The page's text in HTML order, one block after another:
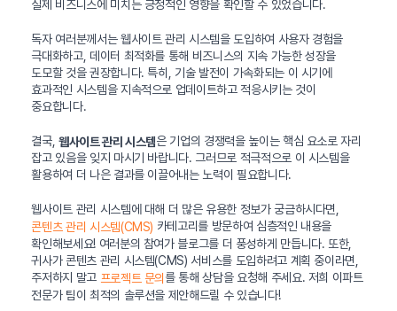
실제 비즈니스에 미치는 긍정적인 영향을 확인할 수 있었습니다.
독자 여러분께서는 웹사이트 관리 시스템을 도입하여 사용자 경험을
극대화하고, 데이터 최적화를 통해 비즈니스의 지속 가능한 성장을
도모할 것을 권장합니다. 특히, 기술 발전이 가속화되는 이 시기에
효과적인 시스템을 지속적으로 업데이트하고 적응시키는 것이
중요합니다.
결국, 웹사이트 관리 시스템은 기업의 경쟁력을 높이는 핵심 요소로 자리
잡고 있음을 잊지 마시기 바랍니다. 그러므로 적극적으로 이 시스템을
활용하여 더 나은 결과를 이끌어내는 노력이 필요합니다.
웹사이트 관리 시스템에 대해 더 많은 유용한 정보가 궁금하시다면,
콘텐츠 관리 시스템(CMS) 카테고리를 방문하여 심층적인 내용을
확인해보세요! 여러분의 참여가 블로그를 더 풍성하게 만듭니다. 또한,
귀사가 콘텐츠 관리 시스템(CMS) 서비스를 도입하려고 계획 중이라면,
주저하지 말고 프로젝트 문의 를 통해 상담을 요청해 주세요. 저희 이파트
전문가 팀이 최적의 솔루션을 제안해드릴 수 있습니다!